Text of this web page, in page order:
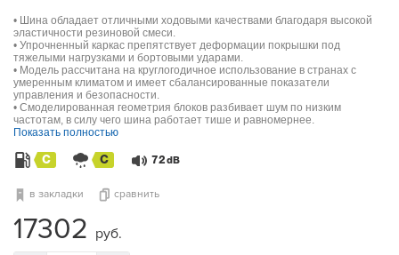
• Шина обладает отличными ходовыми качествами благодаря высокой
эластичности резиновой смеси.
• Упрочненный каркас препятствует деформации покрышки под
тяжелыми нагрузками и бортовыми ударами.
• Модель рассчитана на круглогодичное использование в странах с
умеренным климатом и имеет сбалансированные показатели
управления и безопасности.
• Смоделированная геометрия блоков разбивает шум по низким
частотам, в силу чего шина работает тише и равномернее.
Показать полностью
C C 72 dB
в закладки сравнить
17302 руб.